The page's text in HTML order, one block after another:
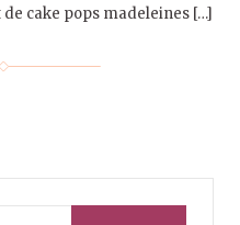
de cake pops madeleines […]